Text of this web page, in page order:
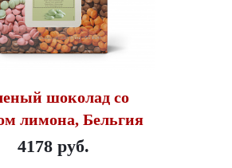
шоколад со
лимона, Бельгия
4178 руб.